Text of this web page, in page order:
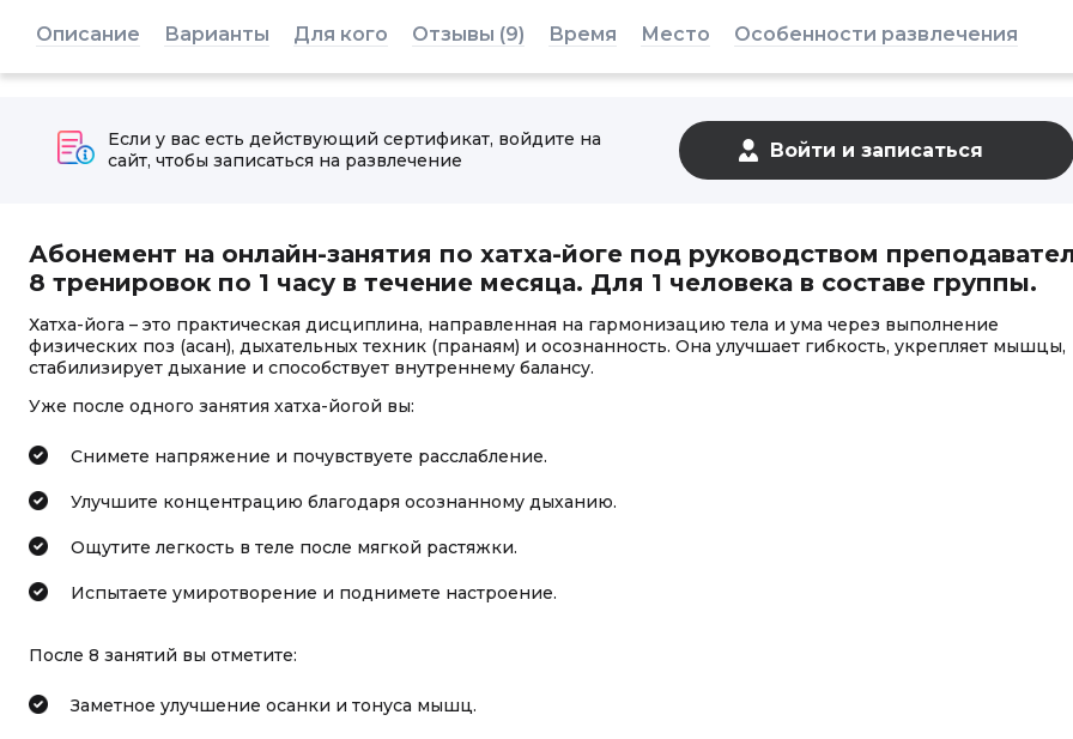
Описание Варианты Для кого Отзывы (9) Время Место Особенности развлечения
Если у вас есть действующий сертификат, войдите на
сайт, чтобы записаться на развлечение
Абонемент на онлайн-занятия по хатха-йоге под руководством
8 тренировок по 1 часу в течение месяца. Для 1 человека в составе группы.
Хатха-йога – это практическая дисциплина, направленная на гармонизацию тела и ума через выполнение
физических поз (асан), дыхательных техник (пранаям) и осознанность. Она улучшает гибкость, укрепляет мышцы,
стабилизирует дыхание и способствует внутреннему балансу.
Уже после одного занятия хатха-йогой вы:
Снимете напряжение и почувствуете расслабление.
Улучшите концентрацию благодаря осознанному дыханию.
Ощутите легкость в теле после мягкой растяжки.
Испытаете умиротворение и поднимете настроение.
После 8 занятий вы отметите:
Заметное улучшение осанки и тонуса мышц.